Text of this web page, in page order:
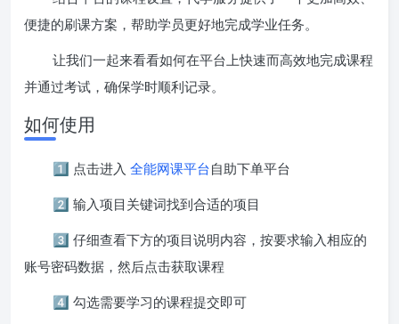
便捷的刷课方案，帮助学员更好地完成学业任务。
让我们一起来看看如何在平台上快速而高效地完成课程
并通过考试，确保学时顺利记录。
如何使用
1️⃣ 点击进入 全能网课平台自助下单平台
2️⃣ 输入项目关键词找到合适的项目
3️⃣ 仔细查看下方的项目说明内容，按要求输入相应的
账号密码数据，然后点击获取课程
4️⃣ 勾选需要学习的课程提交即可